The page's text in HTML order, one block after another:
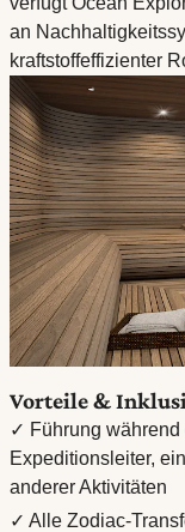
an
kraftstoffeffizienter
Vorteile &
✓ Führung während
Expeditionsleiter,
anderer Aktivitäten
✓ Alle Zodiac-